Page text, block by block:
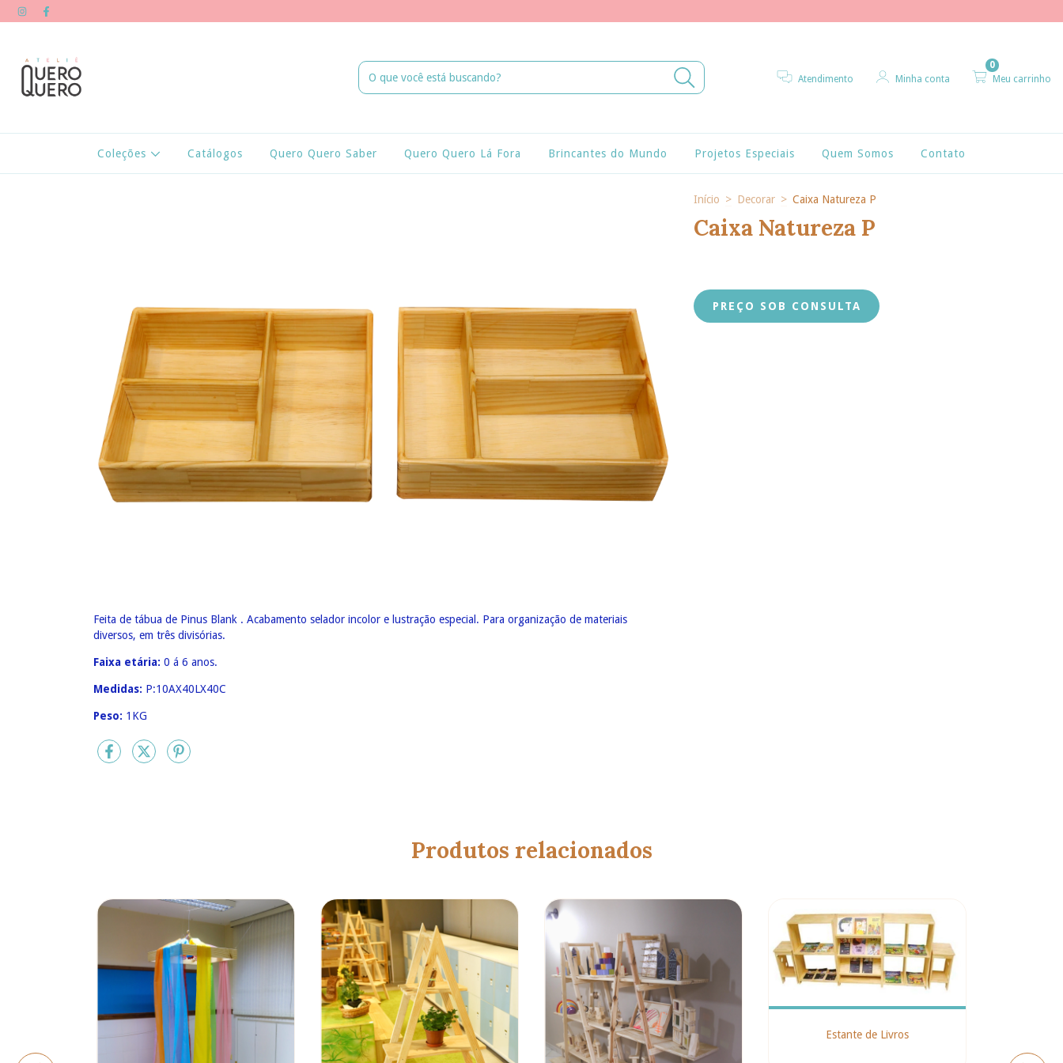
Atendimento Minha conta Meu carrinho
0
Coleções Catálogos Quero Quero Saber Quero Quero Lá Fora Brincantes do Mundo Projetos Especiais Quem Somos Contato
Feita de tábua de Pinus Blank . Acabamento selador incolor e lustração especial. Para organização de materiais
diversos, em três divisórias.
Faixa etária: 0 á 6 anos.
Medidas: P:10AX40LX40C
Peso: 1KG
Início > Decorar > Caixa Natureza P
Caixa Natureza P
Produtos relacionados
Nichos
Estante de Livros